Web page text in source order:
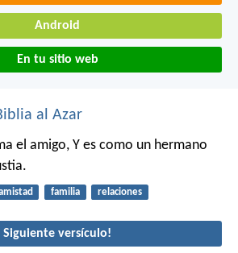
Android
En tu sitio web
al Azar
el amigo, Y es como un hermano
familia relaciones
Siguiente versículo!